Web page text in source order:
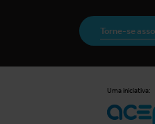
Torne-se
Uma iniciativa: